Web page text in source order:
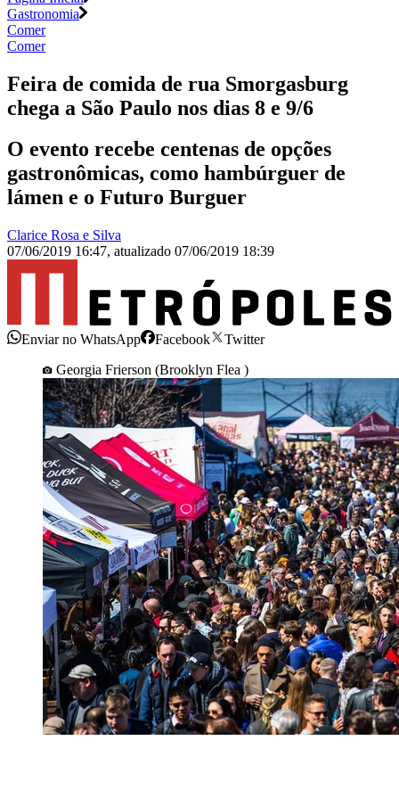
Gastronomia
Comer
Comer
Feira de comida de rua Smorgasburg
chega a São Paulo nos dias 8 e 9/6
O evento recebe centenas de opções
gastronômicas, como hambúrguer de
lámen e o Futuro Burguer
Clarice Rosa e Silva
07/06/2019 16:47, atualizado 07/06/2019 18:39
Enviar no WhatsApp Facebook
Twitter
Georgia Frierson (Brooklyn Flea )